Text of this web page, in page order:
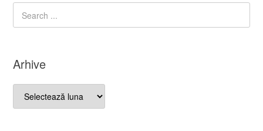
Arhive
Arhive